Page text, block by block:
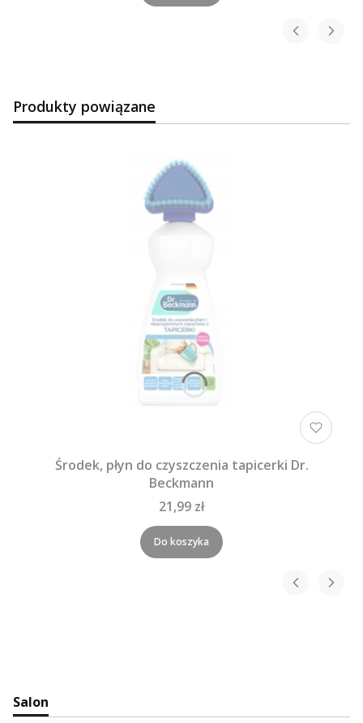
Produkty powiązane
Środek, płyn do czyszczenia tapicerki Dr.
Beckmann
21,99 zł
Do koszyka
Salon